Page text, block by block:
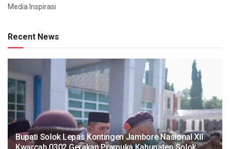
Media Inspirasi
Recent News
Bupati Solok Lepas Kontingen Jambore Nasional XII